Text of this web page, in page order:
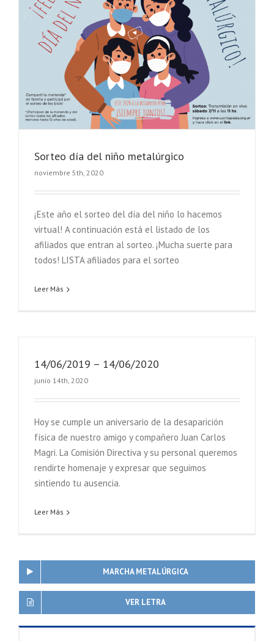
Sorteo día del niño metalúrgico
noviembre 5th, 2020
¡Este año el sorteo del día del niño lo hacemos
virtual! A continuación está el listado de los
afiliados que entran al sorteo. ¡Mucha suerte para
todos! LISTA afiliados para el sorteo
Leer Más
14/06/2019 – 14/06/2020
junio 14th, 2020
Hoy se cumple un aniversario de la desaparición
física de nuestro amigo y compañero Juan Carlos
Magri. La Comisión Directiva y su personal queremos
rendirte homenaje y expresar que seguimos
sintiendo tu ausencia.
Leer Más
MARCHA METALÚRGICA
VER LETRA